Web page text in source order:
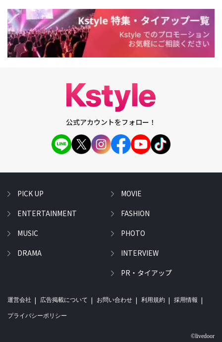
公式アカウントをフォロー！
PICK UP
ENTERTAINMENT
MUSIC
DRAMA
MOVIE
FASHION
PHOTO
INTERVIEW
PR・タイアップ
運営会社 広告掲載について お問い合わせ 利用規約 採用情報
プライバシーポリシー
©livedoor